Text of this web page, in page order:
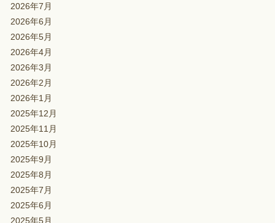
2026年7月
2026年6月
2026年5月
2026年4月
2026年3月
2026年2月
2026年1月
2025年12月
2025年11月
2025年10月
2025年9月
2025年8月
2025年7月
2025年6月
2025年5月